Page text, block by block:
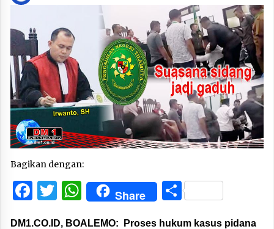
Bagikan dengan:
Facebook
Twitter
WhatsApp
Share Share
DM1.CO.ID, BOALEMO: Proses hukum kasus pidana